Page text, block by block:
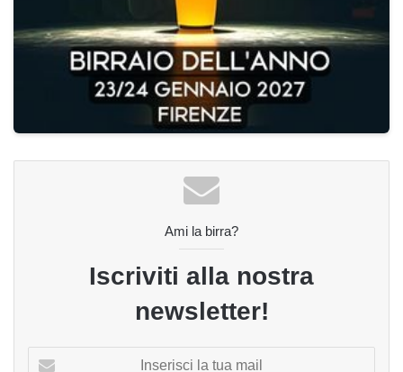
Ami la birra?
Iscriviti alla nostra
newsletter!